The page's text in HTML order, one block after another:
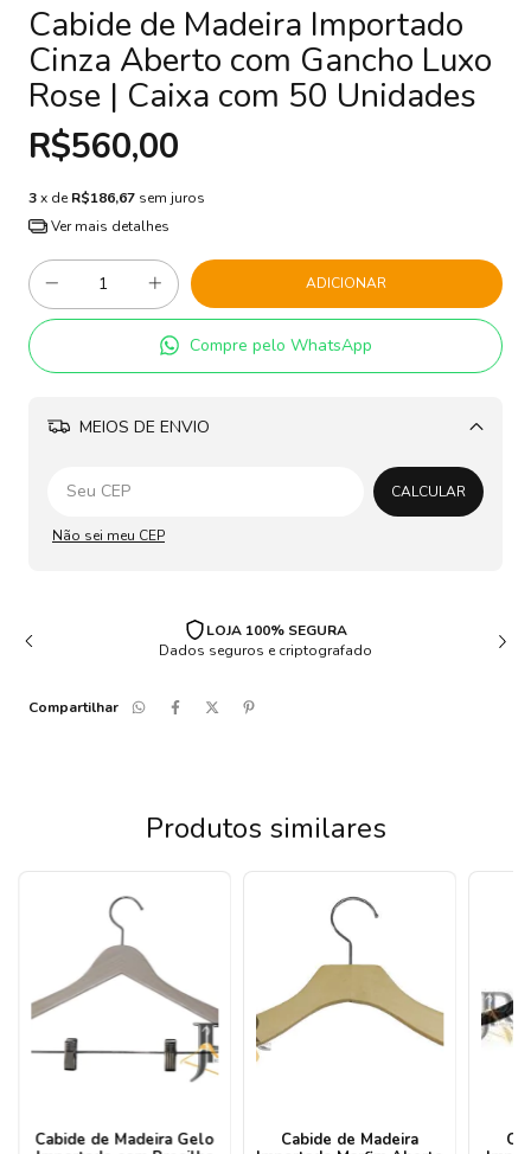
Cabide de Madeira Importado
Cinza Aberto com Gancho Luxo
Rose | Caixa com 50 Unidades
R$560,00
3x de R$186,67 sem juros
Ver mais detalhes
Compre pelo WhatsApp
MEIOS DE ENVIO
Alterar CEP
CALCULAR
Não sei meu CEP
LOJA 100% SEGURA
Dados seguros e criptografado
Compartilhar
Produtos similares
Cabide de Madeira Gelo
Cabide de Madeira